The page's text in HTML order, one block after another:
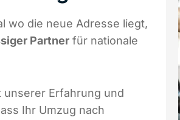
wo die neue Adresse liegt,
Partner für nationale
unserer Erfahrung und
Ihr Umzug nach